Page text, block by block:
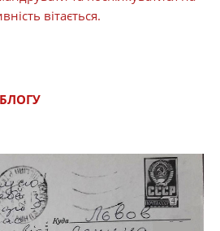
вітається.